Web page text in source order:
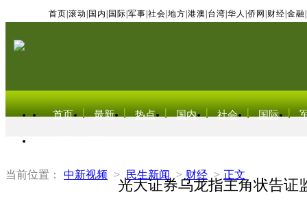
首页 滚动 国内 国际 军事 社会 地方 港澳 台湾 华人 侨网 财经 金融
首页 最新 热点 国内 社会 国际
当前位置： 中新视频 > 民生新闻 > 财经 > 正文
光大证券乌龙指主角状告证